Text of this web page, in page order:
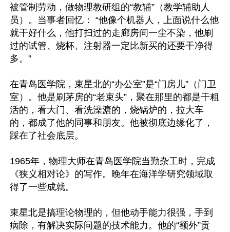
被管制劳动，做物理教研组的“教辅”（教学辅助人
员）。当事者回忆： “他像个机器人，上面说什么他
就干好什么，他打扫过的走廊房间一尘不染，他刷
过的试管、烧杯、注射器一定比新买的还要干净得
多。”
在青岛医学院，束星北的“办公室”是“门房儿”（门卫
室）。他是刷茅房的“老束头”，聚在那里的都是干粗
活的，看大门、看洗澡溏的，烧锅炉的，拉大车
的，都成了他的同事和朋友。他被彻底边缘化了，
踩在了社会底层。
1965年，物理大师在青岛医学院当勤杂工时，完成
《狭义相对论》的写作。晚年在海洋学研究领域取
得了一些成就。
束星北是搞理论物理的，但他动手能力很强，手到
病除，有解决实际问题的技术能力。他的“额外”贡